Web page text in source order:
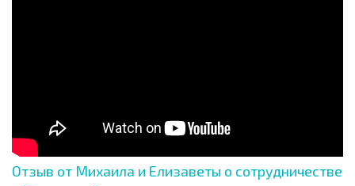
Отзыв от Михаила и Елизаветы о сотрудничестве